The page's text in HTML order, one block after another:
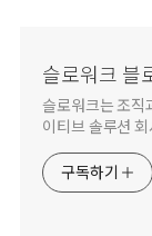
슬로워크 블
슬로워크는 조직
이티브 솔루션
구독하기